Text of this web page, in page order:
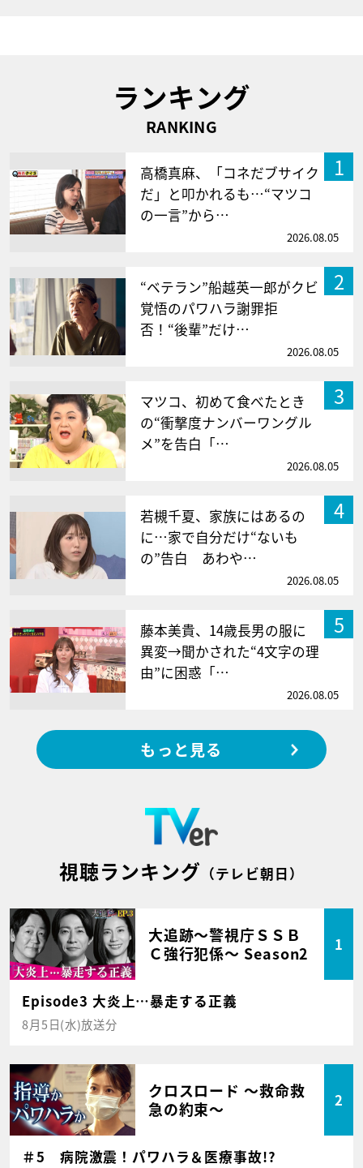
ランキング
RANKING
1
高橋真麻、「コネだブサイク
だ」と叩かれるも…“マツコ
の一言”から…
2026.08.05
2
“ベテラン”船越英一郎がクビ
覚悟のパワハラ謝罪拒
否！“後輩”だけ…
2026.08.05
3
マツコ、初めて食べたとき
の“衝撃度ナンバーワングル
メ”を告白「…
2026.08.05
4
若槻千夏、家族にはあるの
に…家で自分だけ“ないも
の”告白 あわや…
2026.08.05
5
藤本美貴、14歳長男の服に
異変→聞かされた“4文字の理
由”に困惑「…
2026.08.05
もっと見る
視聴ランキング （テレビ朝日）
大追跡～警視庁ＳＳＢ
Ｃ強行犯係～ Season2
1
Episode3 大炎上…暴走する正義
8月5日(水)放送分
クロスロード ～救命救
急の約束～
2
＃5 病院激震！パワハラ＆医療事故!?